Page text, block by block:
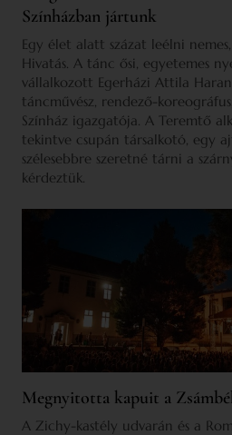
Színházban jártunk
Egy élet alatt százat leélni
Hivatás. A tánc ősi, egyetemes
vállalkozott Egerházi Attila
táncművész, rendező-
Színház igazgatója. A Teremtő
tekintve csupán társalkotó, egy
szélesebbre szeretné tárni a
kérdeztük.
Megnyitotta kapuit a
A Zichy-kastély udvarán és a